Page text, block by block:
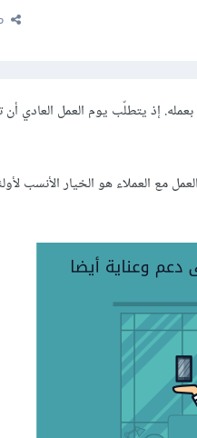
إذ يتطلّب يوم العمل العادي
مع العملاء هو الخيار الأنسب